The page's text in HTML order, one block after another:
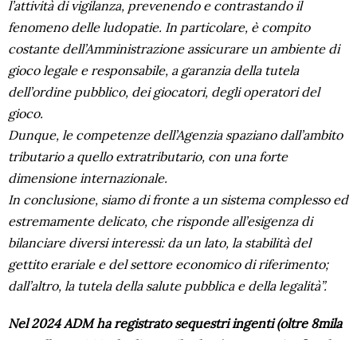
l’attività di vigilanza, prevenendo e contrastando il
fenomeno delle ludopatie. In particolare, è compito
costante dell’Amministrazione assicurare un ambiente di
gioco legale e responsabile, a garanzia della tutela
dell’ordine pubblico, dei giocatori, degli operatori del
gioco.
Dunque, le competenze dell’Agenzia spaziano dall’ambito
tributario a quello extratributario, con una forte
dimensione internazionale.
In conclusione, siamo di fronte a un sistema complesso ed
estremamente delicato, che risponde all’esigenza di
bilanciare diversi interessi: da un lato, la stabilità del
gettito erariale e del settore economico di riferimento;
dall’altro, la tutela della salute pubblica e della legalità”.
Nel 2024 ADM ha registrato sequestri ingenti (oltre 8mila